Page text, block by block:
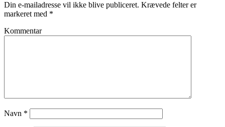
Din e-mailadresse vil ikke blive publiceret. Krævede felter er
markeret med *
Kommentar
Navn *